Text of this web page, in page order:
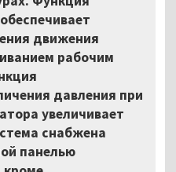
движения
рабочим
давления при
увеличивает
снабжена
панелью